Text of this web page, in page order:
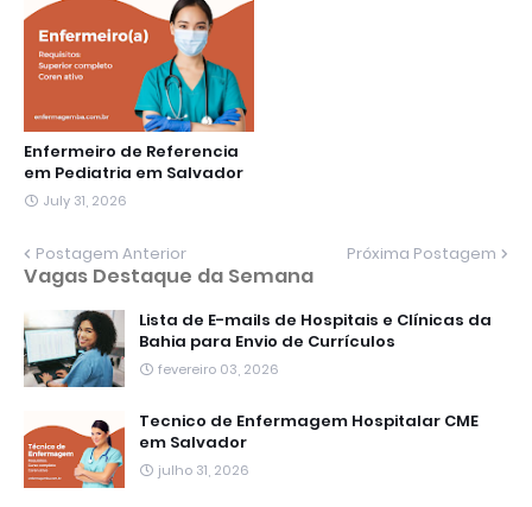
Enfermeiro de Referencia
em Pediatria em Salvador
July 31, 2026
Postagem Anterior Próxima Postagem
Vagas Destaque da Semana
Lista de E-mails de Hospitais e Clínicas da
Bahia para Envio de Currículos
fevereiro 03, 2026
Tecnico de Enfermagem Hospitalar CME
em Salvador
julho 31, 2026